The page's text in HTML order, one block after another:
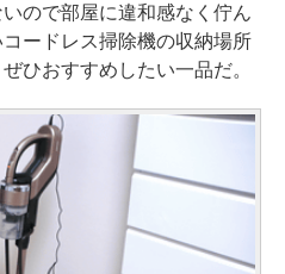
ので部屋に違和感なく佇ん
ードレス掃除機の収納場所
ひおすすめしたい一品だ。